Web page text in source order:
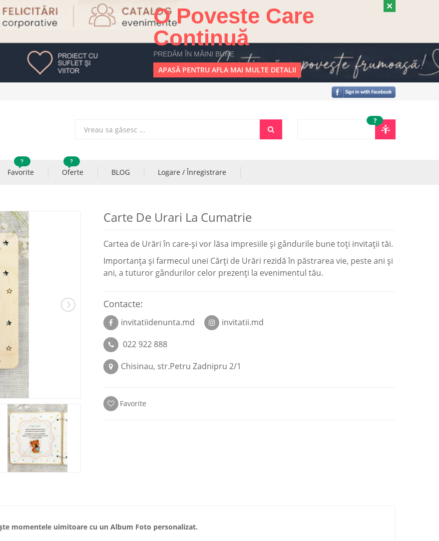
O Poveste Care
Continuă
PREDĂM ÎN MÂINI BUNE
APASĂ PENTRU AFLA MAI MULTE DETALII
?
Favorite
?
Oferte
?
BLOG Logare / Înregistrare
Carte De Urari La Cumatrie
Cartea de Urări în care-și vor lăsa impresiile și gândurile bune toți invitații tăi.
Importanța și farmecul unei Cărți de Urări rezidă în păstrarea vie, peste ani și
ani, a tuturor gândurilor celor prezenți la evenimentul tău.
Contacte:
invitatiidenunta.md
invitatii.md
022 922 888
Chisinau, str.Petru Zadnipru 2/1
Favorite
momentele uimitoare cu un Album Foto personalizat.